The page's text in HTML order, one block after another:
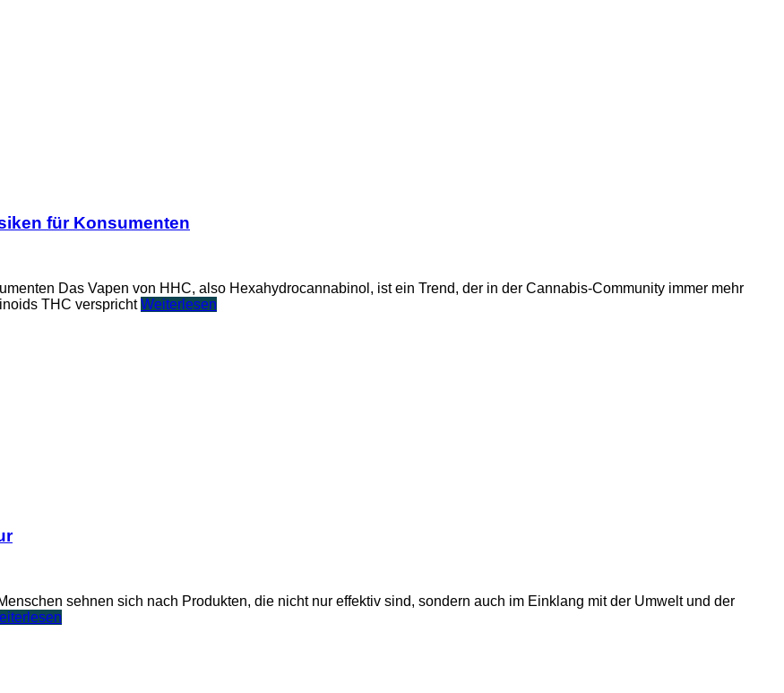
für Konsumenten
Das Vapen von HHC, also Hexahydrocannabinol, ist ein Trend, der in der Cannabis-Community immer mehr
THC versprichtWeiterlesen
sehnen sich nach Produkten, die nicht nur effektiv sind, sondern auch im Einklang mit der Umwelt und der